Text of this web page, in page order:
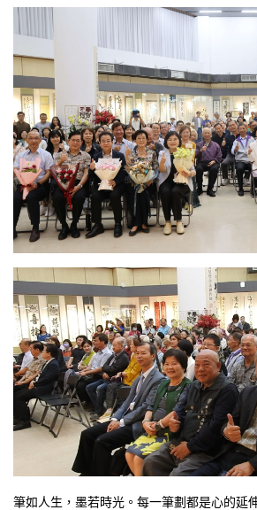
筆如人生，墨若時光。每一筆劃都是心的延